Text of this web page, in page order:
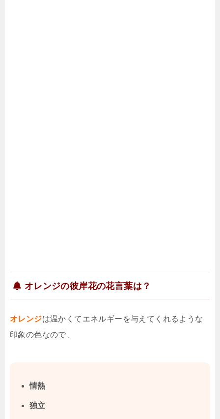
オレンジの彼岸花の花言葉は？
オレンジは温かくてエネルギーを与えてくれるような
印象の色なので、
情熱
独立